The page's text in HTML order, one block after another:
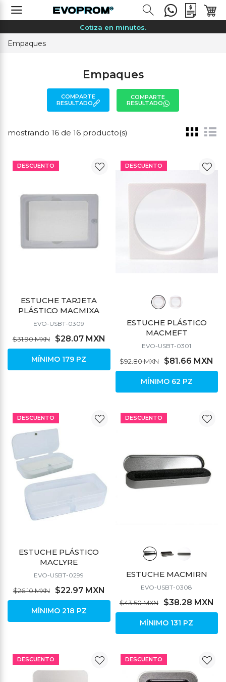
Merchandising sin complicaciones.
Cotiza en minutos.
Kits, eventos, activaciones.
Asesoría personalizada.
Cotiza por WhatsApp.
Precios sin sorpresas.
Kits, eventos, activaciones.
Entrega garantizada.
Asesoría personalizada.
Cotiza por WhatsApp.
Empaques
Empaques
COMPARTE
RESULTADO
COMPARTE
RESULTADO
mostrando 16 de 16 producto(s)
DESCUENTO
ESTUCHE TARJETA
PLÁSTICO MACMIXA
EVO-USBT-0309
$31.90 MXN $28.07 MXN
MÍNIMO 179 PZ
DESCUENTO
ESTUCHE PLÁSTICO
MACMEFT
EVO-USBT-0301
$92.80 MXN $81.66 MXN
MÍNIMO 62 PZ
DESCUENTO
ESTUCHE PLÁSTICO
MACLYRE
EVO-USBT-0299
$26.10 MXN $22.97 MXN
MÍNIMO 218 PZ
DESCUENTO
ESTUCHE MACMIRN
EVO-USBT-0308
$43.50 MXN $38.28 MXN
MÍNIMO 131 PZ
DESCUENTO DESCUENTO